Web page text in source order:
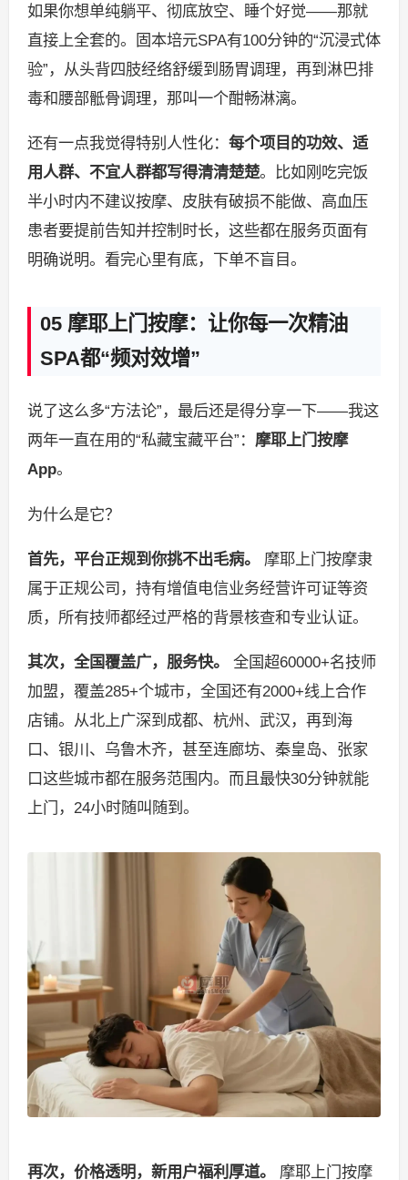
如果你想单纯躺平、彻底放空、睡个好觉——那就
直接上全套的。固本培元SPA有100分钟的“沉浸式体
验”，从头背四肢经络舒缓到肠胃调理，再到淋巴排
毒和腰部骶骨调理，那叫一个酣畅淋漓。
还有一点我觉得特别人性化： 每个项目的功效、适
用人群、不宜人群都写得清清楚楚。比如刚吃完饭
半小时内不建议按摩、皮肤有破损不能做、高血压
患者要提前告知并控制时长，这些都在服务页面有
明确说明。看完心里有底，下单不盲目。
05 摩耶上门按摩：让你每一次精油
SPA都“频对效增”
说了这么多“方法论”，最后还是得分享一下——我这
两年一直在用的“私藏宝藏平台”： 摩耶上门按摩
App。
为什么是它？
首先，平台正规到你挑不出毛病。
摩耶上门按摩隶
属于正规公司，持有增值电信业务经营许可证等资
质，所有技师都经过严格的背景核查和专业认证。
其次，全国覆盖广，服务快。
全国超60000+名技师
加盟，覆盖285+个城市，全国还有2000+线上合作
店铺。从北上广深到成都、杭州、武汉，再到海
口、银川、乌鲁木齐，甚至连廊坊、秦皇岛、张家
口这些城市都在服务范围内。而且最快30分钟就能
上门，24小时随叫随到。
再次，价格透明，新用户福利厚道。 摩耶上门按摩